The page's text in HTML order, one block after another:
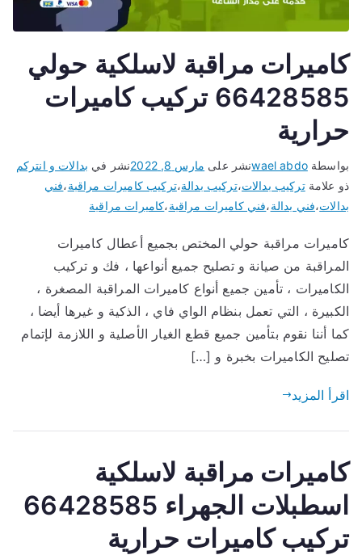
كاميرات مراقبة لاسلكية حولي
66428585 تركيب كاميرات
حرارية
بواسطةwael abdoنشر على مارس 8, 2022 نشر في بدالات و انتركم
ذو علامةتركيب بدالات،تركيب بدالة،تركيب كاميرات مراقبة،فني
بدالات،فني بدالة،فني كاميرات مراقبة،كاميرات مراقبة
كاميرات مراقبة حولي المختص بجميع أعطال كاميرات
المراقبة من صيانة و تصليح جميع أنواعها ، فك و تركيب
الكاميرات ، تأمين جميع أنواع كاميرات المراقبة المصغرة ،
الكبيرة ، التي تعمل بنظام الواي فاي ، الذكية و غيرها أيضا ،
كما أننا نقوم بتأمين جميع قطع الغيار الأصلية و اللازمة لإتمام
تصليح الكاميرات بخبرة و […]
اقرأ المزيد
كاميرات مراقبة لاسلكية
اسطبلات الجهراء 66428585
تركيب كاميرات حرارية